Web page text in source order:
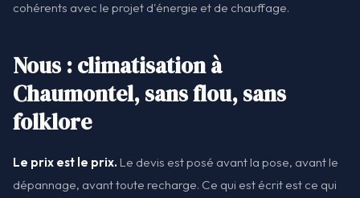
cohérents avec le projet d'énergie et de chauffage.
Nous : climatisation à
Chaumontel, sans flou, sans
folklore
Le prix est le prix. Le devis est posé avant la pose, avant le
dépannage, avant toute recharge. Ce qui est écrit est ce qui